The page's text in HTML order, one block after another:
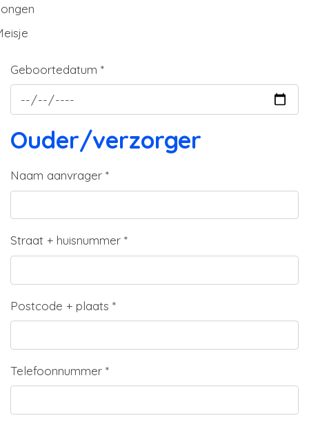
Geboortedatum *
Ouder/verzorger
Naam aanvrager *
Straat + huisnummer *
Postcode + plaats *
Telefoonnummer *